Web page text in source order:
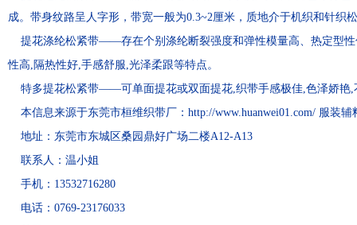
成。带身纹路呈人字形，带宽一般为0.3~2厘米，质地介于机织和针织
提花涤纶松紧带——存在个别涤纶断裂强度和弹性模量高、热定型性
性高,隔热性好,手感舒服,光泽柔跟等特点。
特多提花松紧带——可单面提花或双面提花,织带手感极佳,色泽娇艳,
本信息来源于东莞市桓维织带厂：http://www.huanwei01.com/ 服装辅
地址：东莞市东城区桑园鼎好广场二楼A12-A13
联系人：温小姐
手机：13532716280
电话：0769-23176033